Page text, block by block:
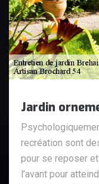
Jardin
recréation sont
pour se reposer
l’avant pour